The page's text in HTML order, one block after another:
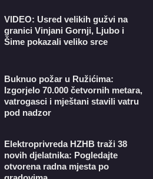
VIDEO: Usred velikih gužvi na
granici Vinjani Gornji, Ljubo i
Šime pokazali veliko srce
Buknuo požar u Ružićima:
Izgorjelo 70.000 četvornih metara,
vatrogasci i mještani stavili vatru
pod nadzor
​Elektroprivreda HZHB traži 38
novih djelatnika: Pogledajte
otvorena radna mjesta po